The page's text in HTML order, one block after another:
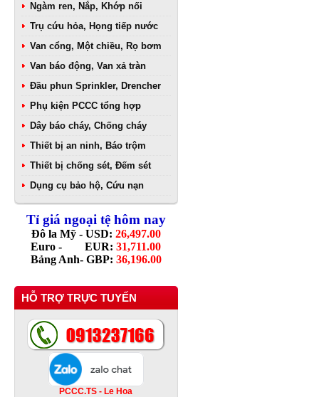
Ngàm ren, Nắp, Khớp nối
Trụ cứu hỏa, Họng tiếp nước
Van cổng, Một chiều, Rọ bơm
Van báo động, Van xả tràn
Đầu phun Sprinkler, Drencher
Phụ kiện PCCC tổng hợp
Dây báo cháy, Chống cháy
Thiết bị an ninh, Báo trộm
Thiết bị chống sét, Đếm sét
Dụng cụ bảo hộ, Cứu nạn
Tỉ giá ngoại tệ hôm nay
Đô la Mỹ - USD: 26,497.00
Euro - EUR: 31,711.00
Bảng Anh- GBP: 36,196.00
HỖ TRỢ TRỰC TUYẾN
PCCC.TS - Le Hoa